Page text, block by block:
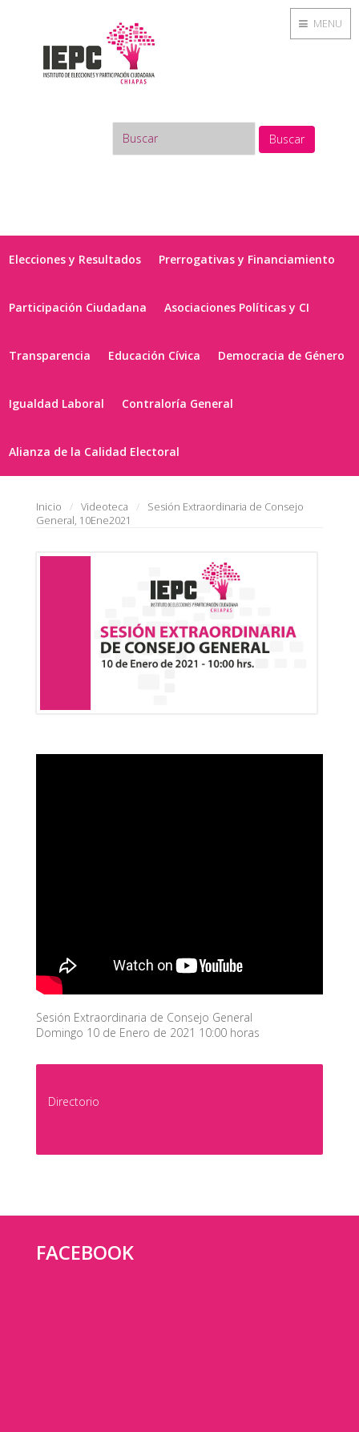
Buscar
Elecciones y Resultados Prerrogativas y Financiamiento
Participación Ciudadana Asociaciones Políticas y CI
Transparencia Educación Cívica Democracia de Género
Igualdad Laboral Contraloría General
Alianza de la Calidad Electoral
Inicio Videoteca
Sesión Extraordinaria de Consejo
General, 10Ene2021
Sesión Extraordinaria de Consejo General
Domingo 10 de Enero de 2021 10:00 horas
Directorio
FACEBOOK
MENU